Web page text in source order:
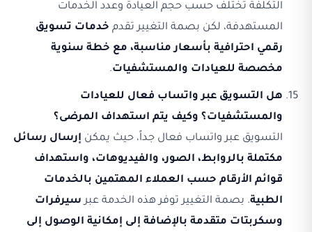
التكلفة تختلف حسب حجم العيادة وعدد الخدمات
المستهدفة، لكن بصمة التغيير تقدمخدمات تسويق
رقمي احترافية بأسعار مناسبة، مع خطة سنوية
مخصصة للعيادات والمستشفيات.
هل التسويق عبر واتساب فعال للعيادات
والمستشفيات؟ وكيف يتم استهداف المرضى؟
التسويق عبر واتساب فعال جداً، حيث يمكنإرسال رسائل
مكتملة بالروابط، الصور، والفيديوهات، واستهداف
قوائم الأرقام حسب العملاء المهتمين بالخدمات
الطبية. بصمة التغيير توفر هذه الخدمة عبرسيرفرات
وسكربتات متقدمة بالإضافة إلى إمكانية الوصول إلى